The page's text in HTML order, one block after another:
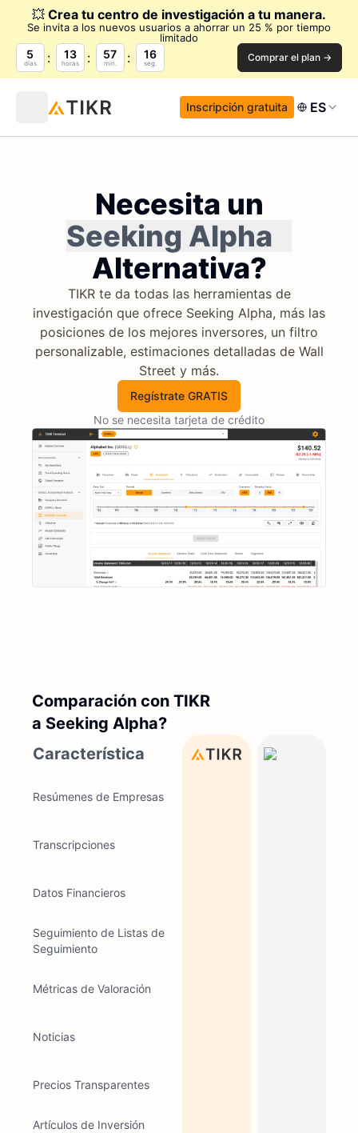
💥 Crea tu centro de investigación a tu manera.
Se invita a los nuevos usuarios a ahorrar un 25 % por tiempo
limitado
5
días
13
horas
57
min.
15
seg. Comprar el plan →
Inscripción gratuita ES
Necesita un
Seeking Alpha
Alternativa?
TIKR te da todas las herramientas de
investigación que ofrece Seeking Alpha, más las
posiciones de los mejores inversores, un filtro
personalizable, estimaciones detalladas de Wall
Street y más.
Regístrate GRATIS
No se necesita tarjeta de crédito
Comparación con TIKR
a Seeking Alpha?
Característica
Resúmenes de Empresas
Transcripciones
Datos Financieros
Seguimiento de Listas de
Seguimiento
Métricas de Valoración
Noticias
Precios Transparentes
Artículos de Inversión